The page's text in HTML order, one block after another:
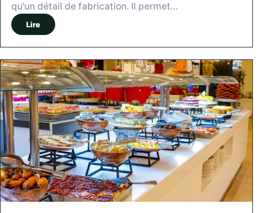
qu'un détail de fabrication. Il permet…
Lire